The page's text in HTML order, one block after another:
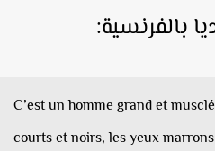
بالفرنسية:
C’est un homme grand et
courts et noirs, les yeux